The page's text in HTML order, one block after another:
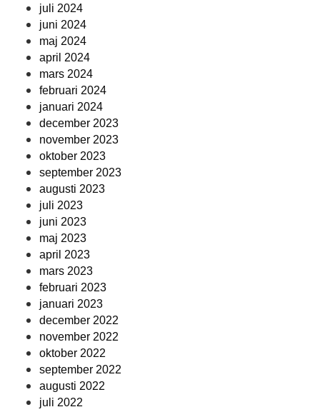
juli 2024
juni 2024
maj 2024
april 2024
mars 2024
februari 2024
januari 2024
december 2023
november 2023
oktober 2023
september 2023
augusti 2023
juli 2023
juni 2023
maj 2023
april 2023
mars 2023
februari 2023
januari 2023
december 2022
november 2022
oktober 2022
september 2022
augusti 2022
juli 2022